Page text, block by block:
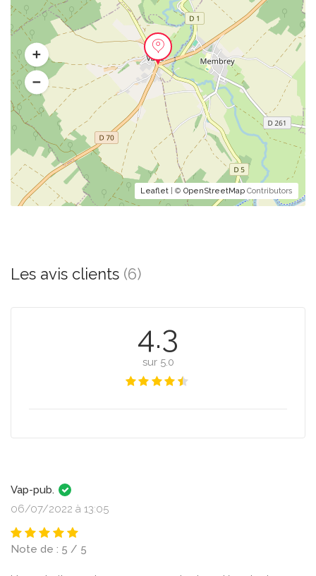
Leaflet | © OpenStreetMap Contributors
Les avis clients (6)
4.3
sur 5.0
Vap-pub.
06/07/2022 à 13:05
Note de : 5 / 5